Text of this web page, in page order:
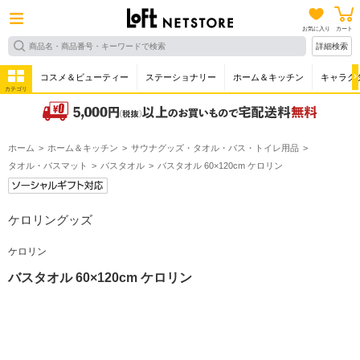
お気に入り カート
詳細検索
カテゴリ
コスメ＆ビューティー ステーショナリー ホーム＆キッチン キャラク
ホーム ホーム＆キッチン
サウナグッズ・タオル・バス・トイレ用品
タオル・バスマット
バスタオル バスタオル 60×120cm ケロリン
ケロリングッズ
ケロリン
バスタオル 60×120cm ケロリン